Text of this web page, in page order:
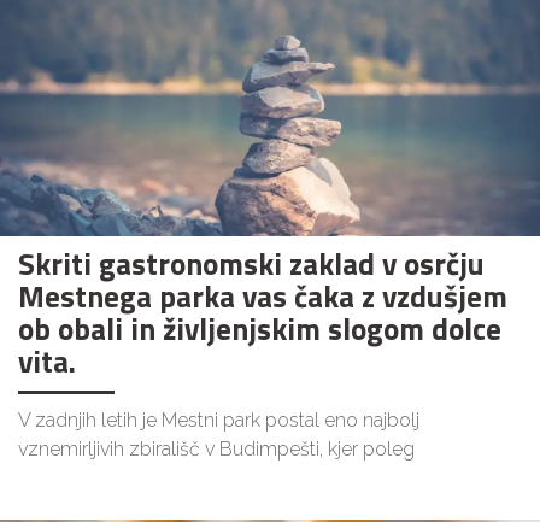
Skriti gastronomski zaklad v osrčju
Mestnega parka vas čaka z vzdušjem
ob obali in življenjskim slogom dolce
vita.
V zadnjih letih je Mestni park postal eno najbolj
vznemirljivih zbirališč v Budimpešti, kjer poleg